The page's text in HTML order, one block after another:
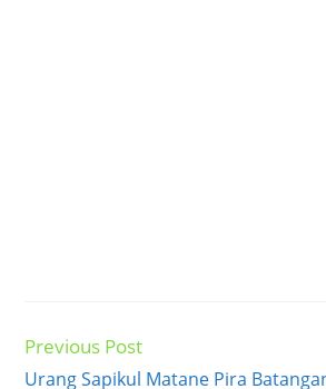
Read
Previous Post
Urang Sapikul Matane Pira